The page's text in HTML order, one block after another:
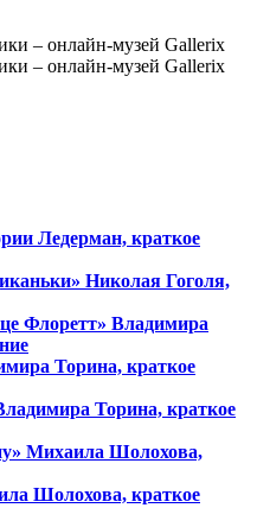
Ледерман, краткое
Николая Гоголя,
Флоретт» Владимира
Торина, краткое
Торина, краткое
Михаила Шолохова,
Шолохова, краткое